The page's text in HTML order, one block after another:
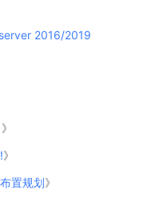
2016/2019
》
》
置规划》